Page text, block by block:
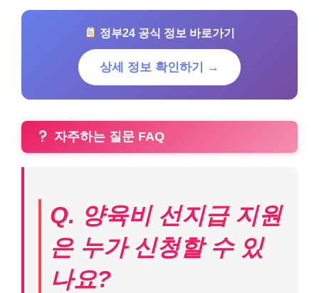
정부24 공식 정보 바로가기
상세 정보 확인하기 →
자주하는 질문 FAQ
Q. 양육비 선지급 지원
은 누가 신청할 수 있
나요?